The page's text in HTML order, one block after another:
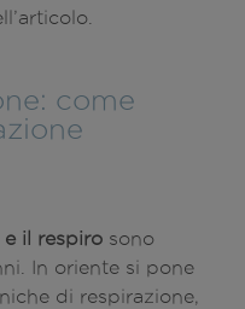
come
e il respiro sono
In oriente si pone
di respirazione,